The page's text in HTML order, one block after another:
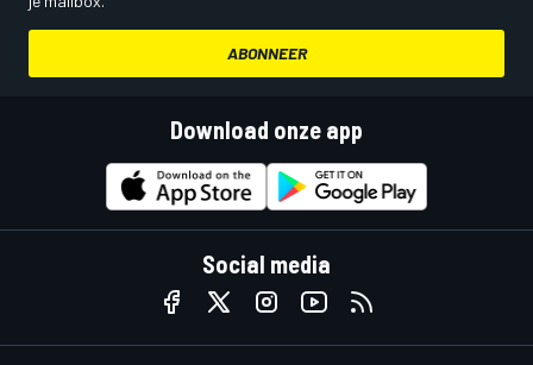
ABONNEER
Download onze app
Social media